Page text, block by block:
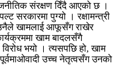
संरक्षण दिँदै आएको छ ।
सरकारमा पुग्यो । रक्षामन्त्री
उनैले खामलाई आफूसँग राखेर
खाम बादलसँगै
भयो । त्यसपछि हो, खाम
उच्च नेतृत्वसँग उनको